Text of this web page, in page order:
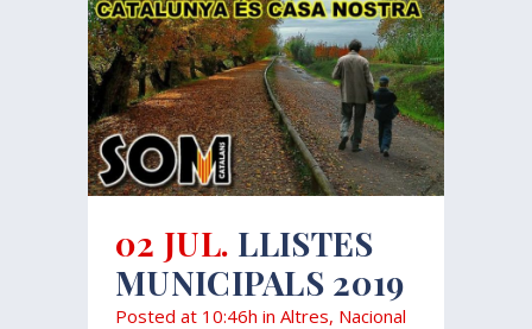
02 JUL. LLISTES
MUNICIPALS 2019
Posted at 10:46h in Altres, Nacional